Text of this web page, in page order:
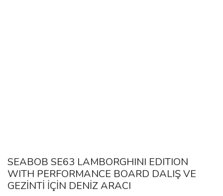
SEABOB SE63 LAMBORGHINI EDITION
WITH PERFORMANCE BOARD DALIŞ VE
GEZİNTİ İÇİN DENİZ ARACI